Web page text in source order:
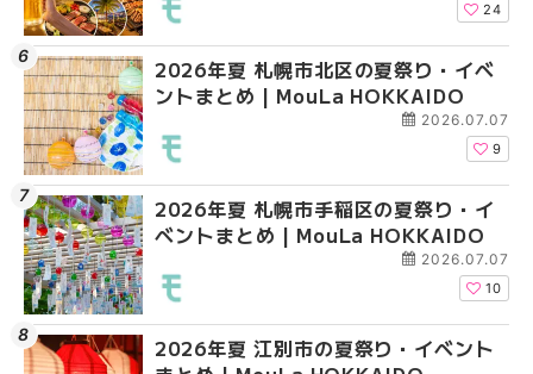
HOKKAIDO 24
2026年夏 札幌市北区の夏祭り・イベ
ントまとめ | MouLa HOKKAIDO
2026.07.07
9
2026年夏 札幌市手稲区の夏祭り・イ
ベントまとめ | MouLa HOKKAIDO
2026.07.07
10
2026年夏 江別市の夏祭り・イベント
2026年夏 札幌市清田
ベントまとめ |
2026年夏 札幌市豊平
ベントまとめ |
2026年夏 札幌市南区
2026年夏 札幌市清田
ベントまとめ |
札幌の麻辣湯（マーラ
め専門店6選！本場の
新店まで徹底比較 |
2026年夏 札幌市豊平